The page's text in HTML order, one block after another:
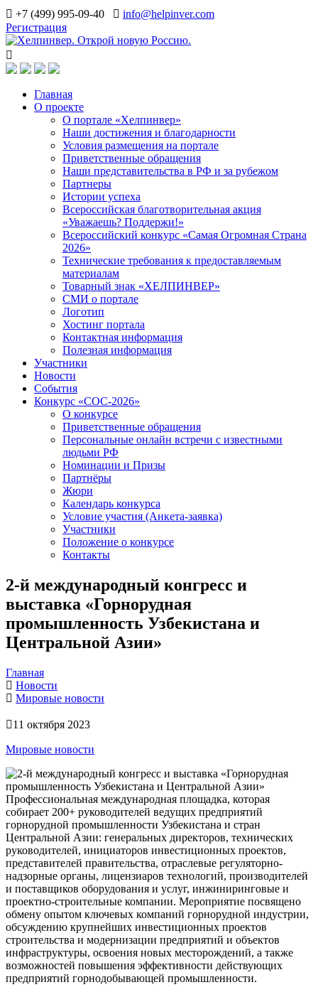
+7 (499) 995-09-40
info@helpinver.com
Регистрация
Главная
О проекте
О портале «Хелпинвер»
Наши достижения и благодарности
Условия размещения на портале
Приветственные обращения
Наши представительства в РФ и за рубежом
Партнеры
Истории успеха
Всероссийская благотворительная акция
«Уважаешь? Поддержи!»
Всероссийский конкурс «Самая Огромная Страна
2026»
Технические требования к предоставляемым
материалам
Товарный знак «ХЕЛПИНВЕР»
СМИ о портале
Логотип
Хостинг портала
Контактная информация
Полезная информация
Участники
Новости
События
Конкурс «СОС-2026»
О конкурсе
Приветственные обращения
Персональные онлайн встречи с известными
людьми РФ
Номинации и Призы
Партнёры
Жюри
Календарь конкурса
Условие участия (Анкета-заявка)
Участники
Положение о конкурсе
Контакты
2-й международный конгресс и
выставка «Горнорудная
промышленность Узбекистана и
Центральной Азии»
Главная
Новости
Мировые новости
11 октября 2023
Мировые новости
Профессиональная международная площадка, которая
собирает 200+ руководителей ведущих предприятий
горнорудной промышленности Узбекистана и стран
Центральной Азии: генеральных директоров, технических
руководителей, инициаторов инвестиционных проектов,
представителей правительства, отраслевые регуляторно-
надзорные органы, лицензиаров технологий, производителей
и поставщиков оборудования и услуг, инжиниринговые и
проектно-строительные компании. Мероприятие посвящено
обмену опытом ключевых компаний горнорудной индустрии,
обсуждению крупнейших инвестиционных проектов
строительства и модернизации предприятий и объектов
инфраструктуры, освоения новых месторождений, а также
возможностей повышения эффективности действующих
предприятий горнодобывающей промышленности.